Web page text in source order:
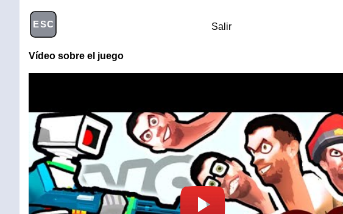
ESC Salir
Vídeo sobre el juego